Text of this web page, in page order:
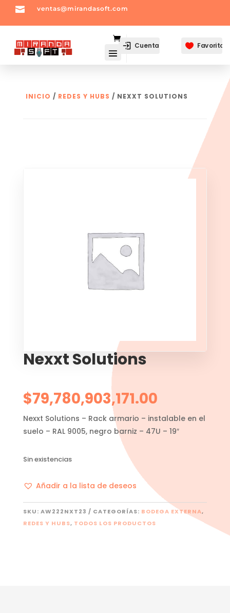
 ventas@mirandasoft.com
Cuenta  Favoritos
INICIO / REDES Y HUBS / NEXXT SOLUTIONS
Nexxt Solutions
$79,780,903,171.00
Nexxt Solutions – Rack armario – instalable en el
suelo – RAL 9005, negro barniz – 47U – 19″
Sin existencias
Añadir a la lista de deseos
SKU: AW222NXT23 CATEGORÍAS: BODEGA EXTERNA,
REDES Y HUBS, TODOS LOS PRODUCTOS